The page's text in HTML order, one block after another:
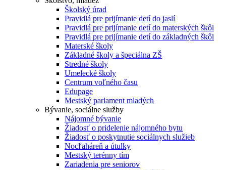
Školský úrad
Pravidlá pre prijímanie detí do jaslí
Pravidlá pre prijímanie detí do materských škôl
Pravidlá pre prijímanie detí do základných škôl
Materské školy
Základné školy a špeciálna ZŠ
Stredné školy
Umelecké školy
Centrum voľného času
Edupage
Mestský parlament mladých
Bývanie, sociálne služby
Nájomné bývanie
Žiadosť o pridelenie nájomného bytu
Žiadosť o poskytnutie sociálnych služieb
Nocľaháreň a útulky
Mestský terénny tím
Zariadenia pre seniorov